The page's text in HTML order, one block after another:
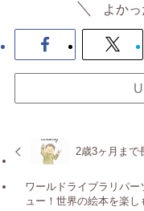
よか
2歳3ヶ月まで
ワールドライブラリパ
ュー！世界の絵本を楽し